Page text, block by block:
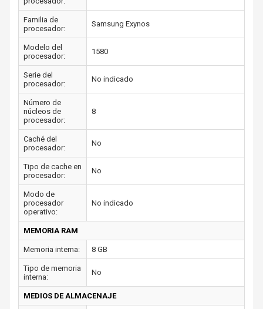
Familia de
procesador:
Samsung Exynos
Modelo del
procesador:
1580
Serie del
procesador:
No indicado
Número de
núcleos de
procesador:
8
Caché del
procesador:
No
Tipo de cache en
procesador:
No
Modo de
procesador
operativo:
No indicado
MEMORIA RAM
Memoria interna: 8 GB
Tipo de memoria
interna:
No
MEDIOS DE ALMACENAJE